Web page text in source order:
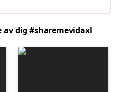
av dig #sharemevidaxl